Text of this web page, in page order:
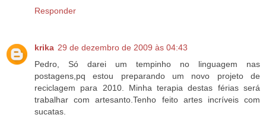
Responder
krika 29 de dezembro de 2009 às 04:43
Pedro, Só darei um tempinho no linguagem nas
postagens,pq estou preparando um novo projeto de
reciclagem para 2010. Minha terapia destas férias será
trabalhar com artesanto.Tenho feito artes incríveis com
sucatas.